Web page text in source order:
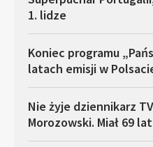
1. lidze
Koniec programu
latach emisji w
Nie żyje dziennikarz
Morozowski. Miał 69 lat